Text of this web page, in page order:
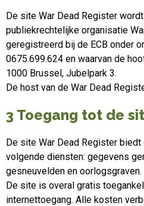
De site War Dead Register
publiekrechtelijke organisatie
geregistreerd bij de ECB onder
0675.699.624 en waarvan de
1000 Brussel, Jubelpark 3.
De host van de War Dead
3 Toegang tot de
De site War Dead Register
volgende diensten: gegevens
gesneuvelden en oorlogsgraven.
De site is overal gratis
internettoegang. Alle kosten